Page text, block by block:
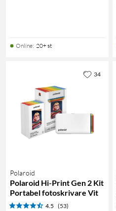
Online: 20+ st
Polaroid
Polaroid Hi-Print Gen 2 Kit
Portabel fotoskrivare Vit
4.5 (53)
34